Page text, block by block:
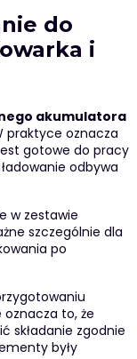
do
i
akumulatora
praktyce oznacza
gotowe do pracy
odbywa
w zestawie
szczególnie dla
po
oznacza to, że
składanie zgodnie
były